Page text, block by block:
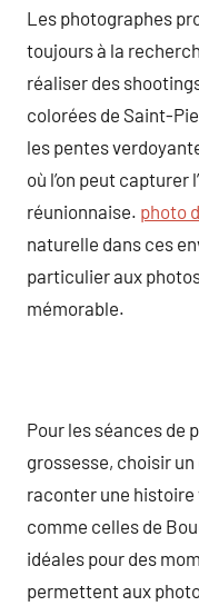
Les photographes
toujours à la
réaliser des
colorées de Saint-
les pentes
où l’on peut
réunionnaise. photo
naturelle dans ces
particulier aux
mémorable.
Pour les séances de
grossesse, choisir
raconter une histoire
comme celles de
idéales pour des
permettent aux